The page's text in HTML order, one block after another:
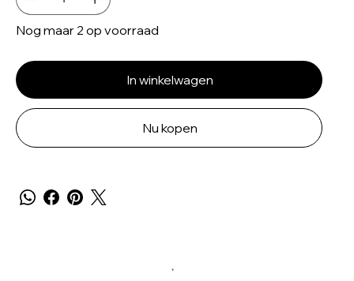
Nog maar 2 op voorraad
In winkelwagen
Nu kopen